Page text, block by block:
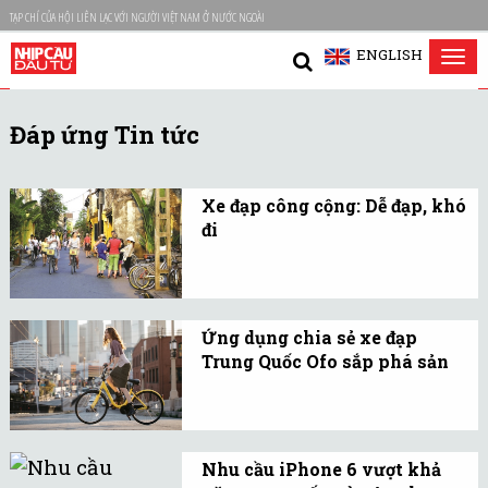
TẠP CHÍ CỦA HỘI LIÊN LẠC VỚI NGƯỜI VIỆT NAM Ở NƯỚC NGOÀI
ENGLISH
Đáp ứng Tin tức
Xe đạp công cộng: Dễ đạp, khó
đi
năng cho giao thông đô
thị.
Ứng dụng chia sẻ xe đạp
Trung Quốc Ofo sắp phá sản
lập công ty cho biết hãng
gặp phải vấn đề nghiêm
Nhu cầu iPhone 6 vượt khả